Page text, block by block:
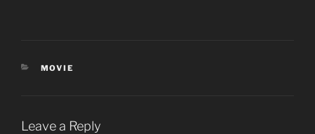
CATEGORIES
MOVIE
Leave a Reply